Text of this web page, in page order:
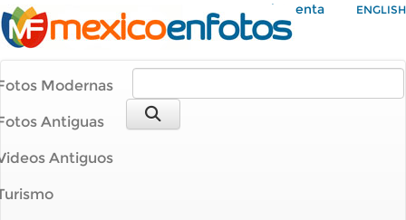
Mi Cuenta ENGLISH
Modernas
Antiguas
Antiguos